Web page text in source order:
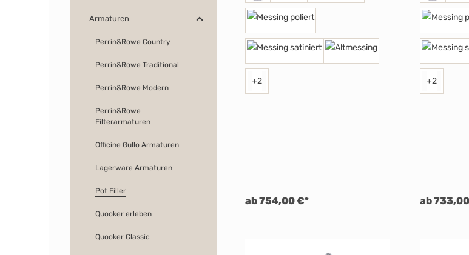
Armaturen
Perrin&Rowe Country
Perrin&Rowe Traditional
Perrin&Rowe Modern
Perrin&Rowe
Filterarmaturen
Officine Gullo Armaturen
Lagerware Armaturen
Pot Filler
Quooker erleben
Quooker Classic
+2
ab 754,00 €*
+2
ab